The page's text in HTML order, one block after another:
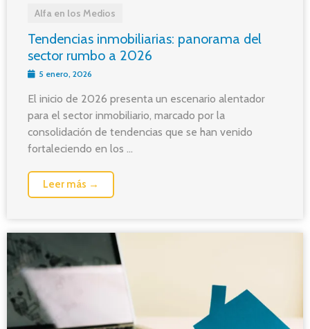
Alfa en los Medios
Tendencias inmobiliarias: panorama del
sector rumbo a 2026
5 enero, 2026
El inicio de 2026 presenta un escenario alentador
para el sector inmobiliario, marcado por la
consolidación de tendencias que se han venido
fortaleciendo en los ...
Leer más →